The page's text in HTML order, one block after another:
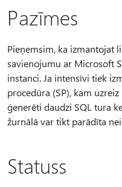
Pazīmes
Pieņemsim, ka izmantojat
savienojumu ar Microsoft
instanci. Ja intensīvi tiek
procedūra (SP), kam uzreiz
ģenerēti daudzi SQL tura
žurnālā var tikt parādīta
Statuss